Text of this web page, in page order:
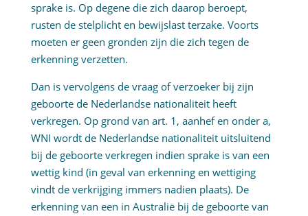
sprake is. Op degene die zich daarop beroept,
rusten de stelplicht en bewijslast terzake. Voorts
moeten er geen gronden zijn die zich tegen de
erkenning verzetten.
Dan is vervolgens de vraag of verzoeker bij zijn
geboorte de Nederlandse nationaliteit heeft
verkregen. Op grond van art. 1, aanhef en onder a,
WNI wordt de Nederlandse nationaliteit uitsluitend
bij de geboorte verkregen indien sprake is van een
wettig kind (in geval van erkenning en wettiging
vindt de verkrijging immers nadien plaats). De
erkenning van een in Australië bij de geboorte van